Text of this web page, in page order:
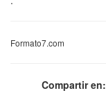
Formato7.com
Compartir en: